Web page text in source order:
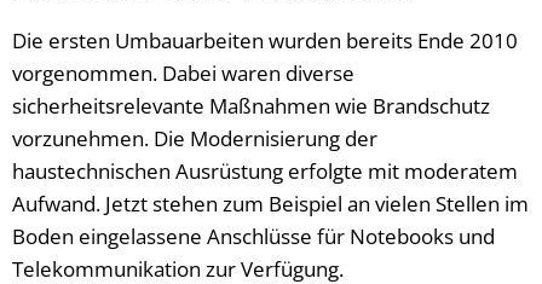
Die ersten Umbauarbeiten wurden bereits Ende 2010
vorgenommen. Dabei waren diverse
sicherheitsrelevante Maßnahmen wie Brandschutz
vorzunehmen. Die Modernisierung der
haustechnischen Ausrüstung erfolgte mit moderatem
Aufwand. Jetzt stehen zum Beispiel an vielen Stellen im
Boden eingelassene Anschlüsse für Notebooks und
Telekommunikation zur Verfügung.